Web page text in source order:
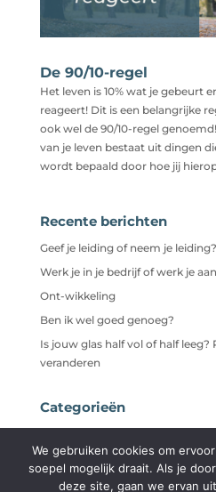
De 90/10-regel
Het leven is 10% wat je gebeurt
reageert! Dit is een belangrijke
ook wel de 90/10-regel
van je leven bestaat uit dingen
wordt bepaald door hoe jij
Recente berichten
Geef je leiding of neem je leiding?
Werk je in je bedrijf of werk je
Ont-wikkeling
Ben ik wel goed genoeg?
Is jouw glas half vol of half
veranderen
Categorieën
We gebruiken cookies om
soepel mogelijk draait. Als je
deze site, gaan we ervan